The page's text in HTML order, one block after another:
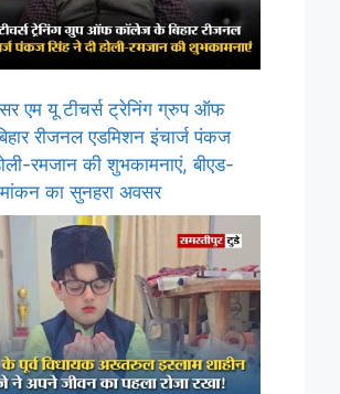
एम यू टीचर्स ट्रेनिंग ग्रुप ऑफ
रीजनल एडमिशन इंचार्ज पंकज
रमजान की शुभकामनाएं, बीएड-
का सुनहरा अवसर